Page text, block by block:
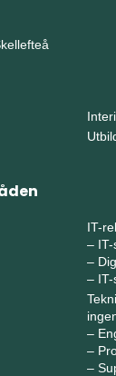
IT-
–
–
–
–
–
–